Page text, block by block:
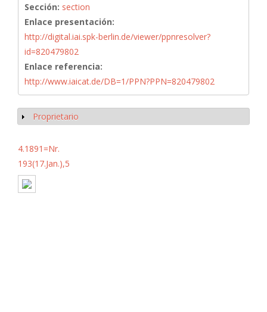
Sección: section
Enlace presentación:
http://digital.iai.spk-berlin.de/viewer/ppnresolver?
id=820479802
Enlace referencia:
http://www.iaicat.de/DB=1/PPN?PPN=820479802
Mostrar
Proprietario
4.1891=Nr.
193(17.Jan.),5